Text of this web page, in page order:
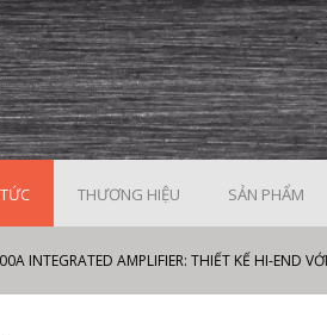
THƯƠNG HIỆU SẢN PHẨM
INTEGRATED AMPLIFIER: THIẾT KẾ HI-END